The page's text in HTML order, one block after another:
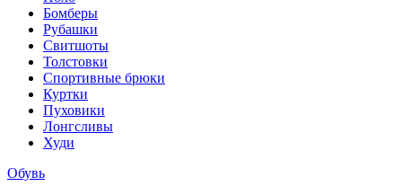
Бомберы
Рубашки
Свитшоты
Толстовки
Спортивные брюки
Куртки
Пуховики
Лонгсливы
Худи
Обувь